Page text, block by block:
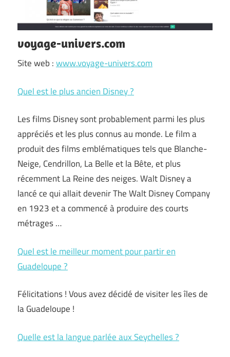
voyage-univers.com
Site web :www.voyage-univers.com
Quel est le plus ancien Disney ?
Les films Disney sont probablement parmi les plus
appréciés et les plus connus au monde. Le film a
produit des films emblématiques tels que Blanche-
Neige, Cendrillon, La Belle et la Bête, et plus
récemment La Reine des neiges. Walt Disney a
lancé ce qui allait devenir The Walt Disney Company
en 1923 et a commencé à produire des courts
métrages …
Quel est le meilleur moment pour partir en
Guadeloupe ?
Félicitations ! Vous avez décidé de visiter les îles de
la Guadeloupe !
Quelle est la langue parlée aux Seychelles ?